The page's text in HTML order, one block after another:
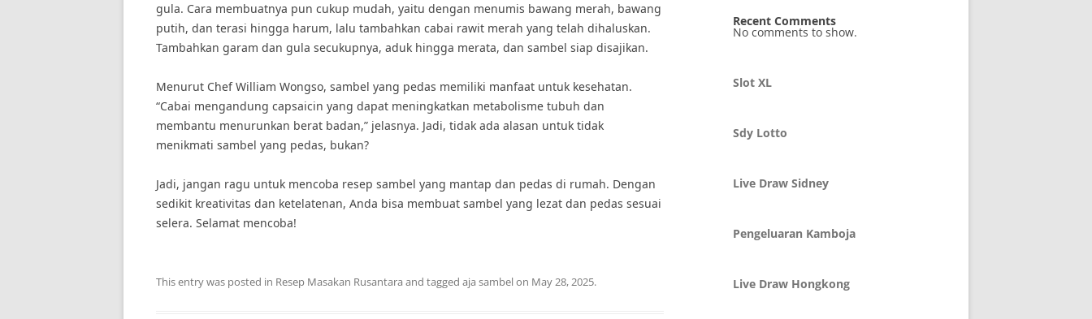
gula. Cara membuatnya pun cukup mudah, yaitu dengan menumis bawang merah, bawang
putih, dan terasi hingga harum, lalu tambahkan cabai rawit merah yang telah dihaluskan.
Tambahkan garam dan gula secukupnya, aduk hingga merata, dan sambel siap disajikan.
Menurut Chef William Wongso, sambel yang pedas memiliki manfaat untuk kesehatan.
“Cabai mengandung capsaicin yang dapat meningkatkan metabolisme tubuh dan
membantu menurunkan berat badan,” jelasnya. Jadi, tidak ada alasan untuk tidak
menikmati sambel yang pedas, bukan?
Jadi, jangan ragu untuk mencoba resep sambel yang mantap dan pedas di rumah. Dengan
sedikit kreativitas dan ketelatenan, Anda bisa membuat sambel yang lezat dan pedas sesuai
selera. Selamat mencoba!
This entry was posted in Resep Masakan Rusantara and tagged aja sambelon May 28, 2025.
Recent Comments
No comments to show.
Slot XL
Sdy Lotto
Live Draw Sidney
Pengeluaran Kamboja
Live Draw Hongkong